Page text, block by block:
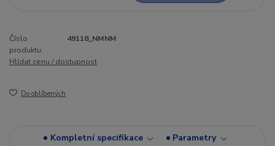
Číslo
produktu:
49118_NMNM
Hlídat cenu / dostupnost
Do oblíbených
Kompletní specifikace
Parametry